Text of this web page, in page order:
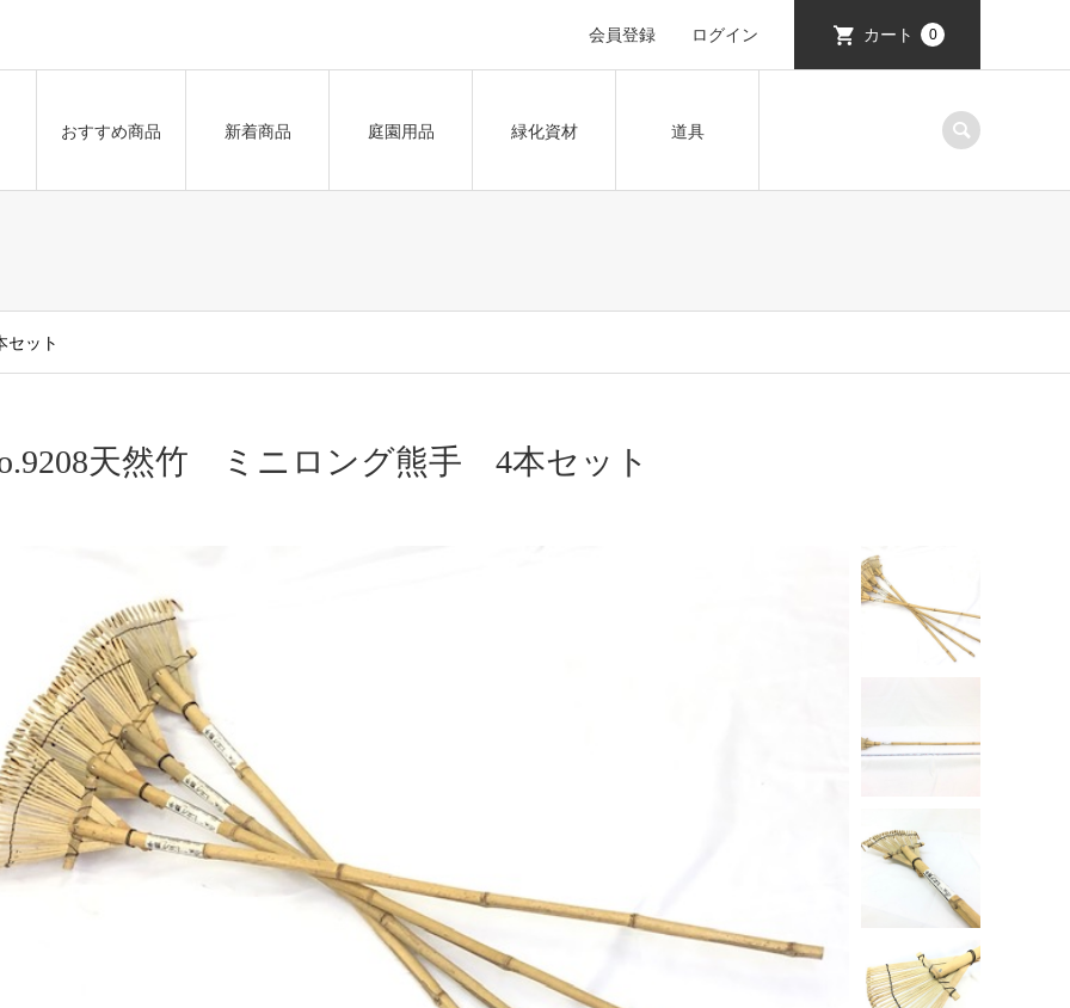
会員登録 ログイン カート 0
おすすめ商品 新着商品 庭園用品 緑化資材 道具
ット
天然竹 ミニロング熊手 4本セット